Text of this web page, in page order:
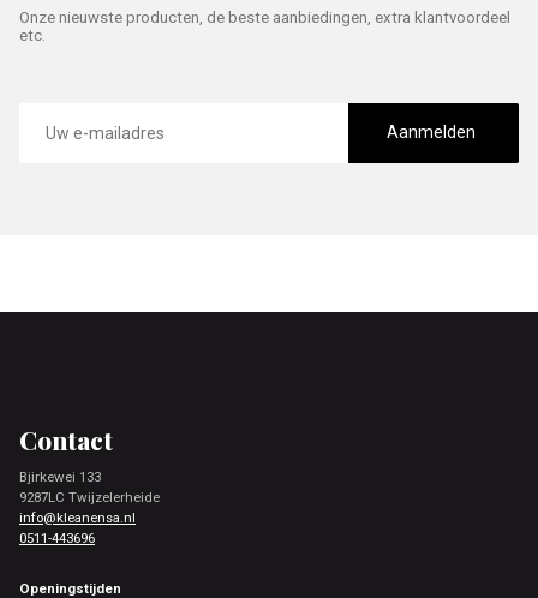
Onze nieuwste producten, de beste aanbiedingen, extra klantvoordeel
etc.
mailadres
Aanmelden
Contact
Bjirkewei 133
9287LC Twijzelerheide
info@kleanensa.nl
0511-443696
Openingstijden